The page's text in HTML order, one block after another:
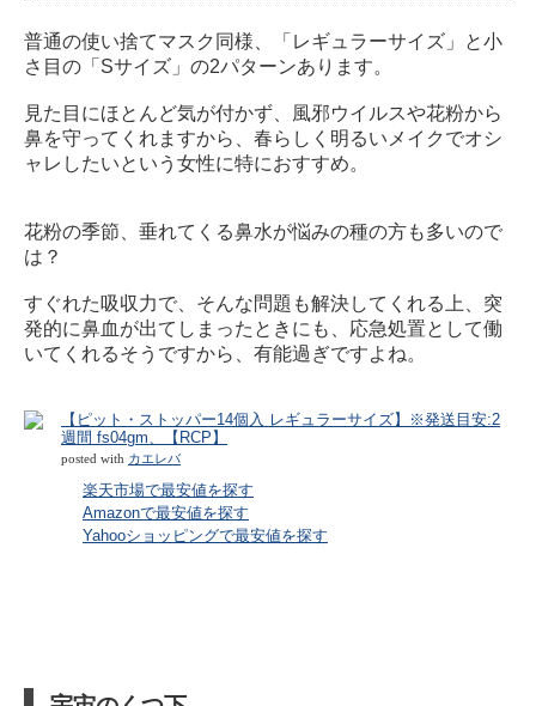
普通の使い捨てマスク同様、「レギュラーサイズ」と小
さ目の「Sサイズ」の2パターンあります。
見た目にほとんど気が付かず、風邪ウイルスや花粉から
鼻を守ってくれますから、春らしく明るいメイクでオシ
ャレしたいという女性に特におすすめ。
花粉の季節、垂れてくる鼻水が悩みの種の方も多いので
は？
すぐれた吸収力で、そんな問題も解決してくれる上、突
発的に鼻血が出てしまったときにも、応急処置として働
いてくれるそうですから、有能過ぎですよね。
【ピット・ストッパー14個入 レギュラーサイズ】※発送目安:2
週間 fs04gm、【RCP】
posted with カエレバ
楽天市場で最安値を探す
Amazonで最安値を探す
Yahooショッピングで最安値を探す